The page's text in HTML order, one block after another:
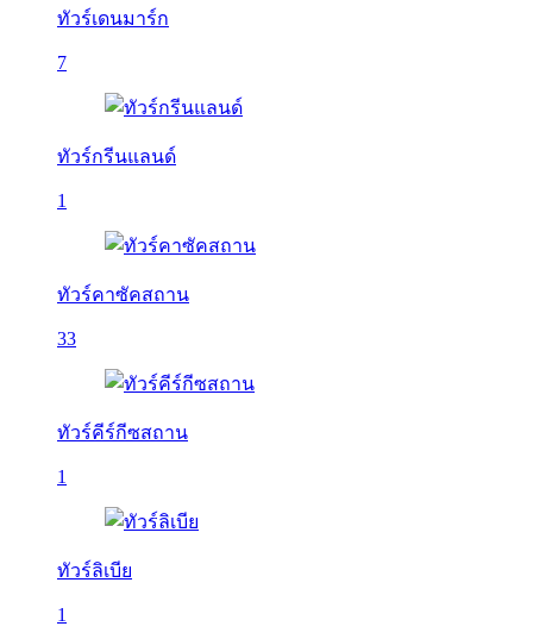
ทัวร์เดนมาร์ก
7
ทัวร์กรีนแลนด์
1
ทัวร์คาซัคสถาน
33
ทัวร์คีร์กีซสถาน
1
ทัวร์ลิเบีย
1